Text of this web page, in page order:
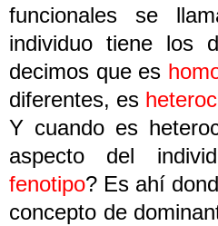
funcionales se
individuo tiene los
decimos que es
diferentes, es
Y cuando es
aspecto del
fenotipo? Es ahí
concepto de